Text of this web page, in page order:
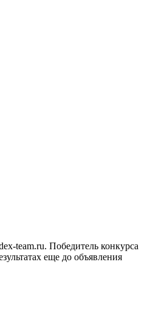
team.ru. Победитель конкурса
еще до объявления